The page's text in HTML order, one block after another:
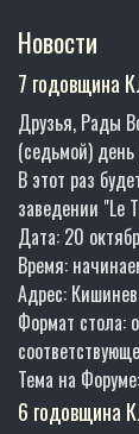
Новости
7 годовщина
Друзья, Рады
(седьмой)
В этот раз
заведении "Le
Дата: 20
Время:
Адрес:
Формат стола:
Тема на Форуме:
6 годовщина